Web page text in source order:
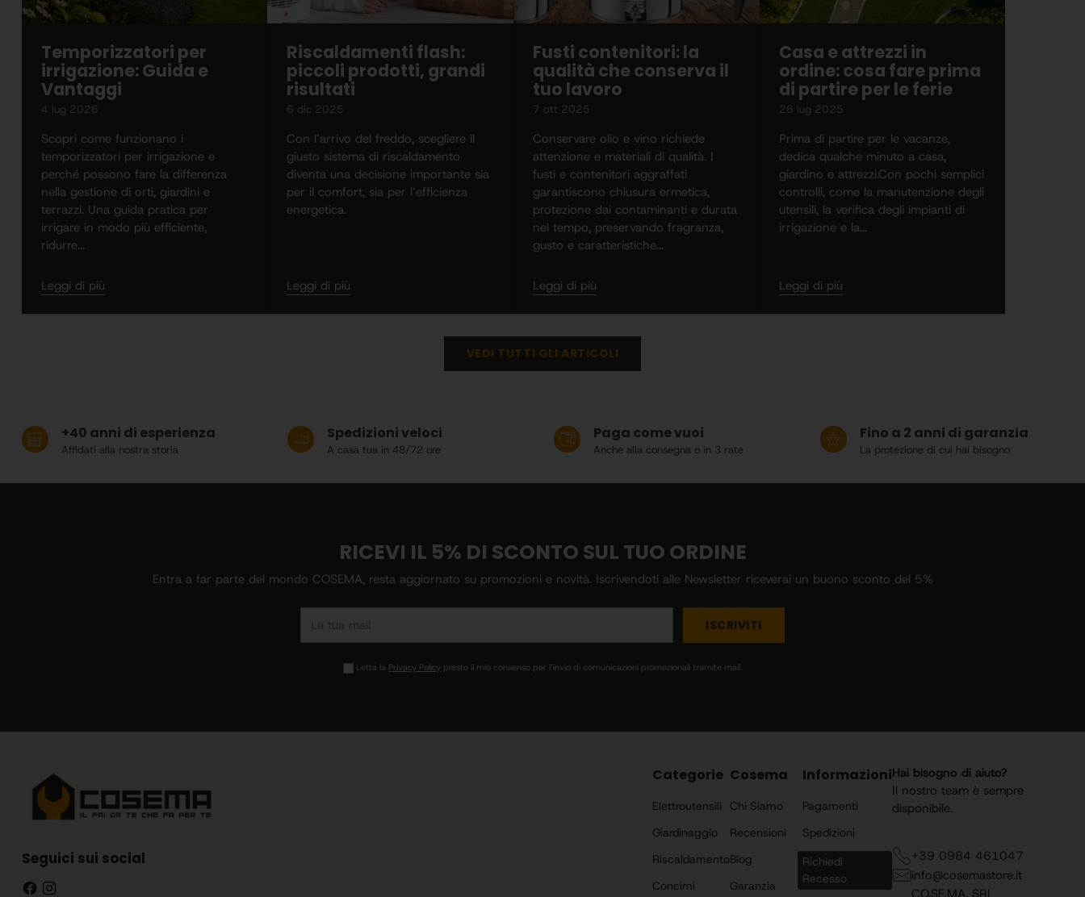
Temporizzatori per
irrigazione: Guida e
Vantaggi
4 lug 2026
Scopri come funzionano i
temporizzatori per irrigazione e
perché possono fare la differenza
nella gestione di orti, giardini e
terrazzi. Una guida pratica per
irrigare in modo più efficiente,
ridurre...
Leggi di più
Riscaldamenti flash:
piccoli prodotti, grandi
risultati
6 dic 2025
Con l’arrivo del freddo, scegliere il
giusto sistema di riscaldamento
diventa una decisione importante sia
per il comfort, sia per l’efficienza
energetica.
Leggi di più
Fusti contenitori: la
qualità che conserva il
tuo lavoro
7 ott 2025
Conservare olio e vino richiede
attenzione e materiali di qualità. I
fusti e contenitori aggraffati
garantiscono chiusura ermetica,
protezione dai contaminanti e durata
nel tempo, preservando fragranza,
gusto e caratteristiche...
Leggi di più
Casa e attrezzi in
ordine: cosa fare prima
di partire per le ferie
26 lug 2025
Prima di partire per le vacanze,
dedica qualche minuto a casa,
giardino e attrezzi.Con pochi semplici
controlli, come la manutenzione degli
utensili, la verifica degli impianti di
irrigazione e la...
Leggi di più
VEDI TUTTI GLI ARTICOLI
+40 anni di esperienza
Affidati alla nostra storia
Spedizioni veloci
A casa tua in 48/72 ore
Paga come vuoi
Anche alla consegna o in 3 rate
Fino a 2 anni di garanzia
La protezione di cui hai bisogno
RICEVI IL 5% DI SCONTO SUL TUO ORDINE
Entra a far parte del mondo COSEMA, resta aggiornato su promozioni e novità. Iscrivendoti alle Newsletter riceverai un buono sconto del 5%
ISCRIVITI
Letta la Privacy Policy presto il mio consenso per l’invio di comunicazioni promozionali tramite mail.
Seguici sui social
Categorie
Elettroutensili
Giardinaggio
Riscaldamento
Concimi
Cosema
Chi Siamo
Recensioni
Blog
Garanzia
Informazioni
Pagamenti
Spedizioni
Richiedi
Recesso
Hai bisogno di aiuto?
Il nostro team è sempre
disponibile.
+39 0984 461047
info@cosemastore.it
CO.SE.MA. SRL